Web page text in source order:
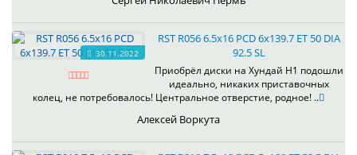
30.11.2022
RST R056 6.5x16 PCD 6x139.7 ET 50 DIA
92.5 SL
Приобрёл диски на Хундай H1 подошли
идеально, никаких приставочных
колец, не потребовалось! Центральное отверстие, родное! ..
Алексей Воркута